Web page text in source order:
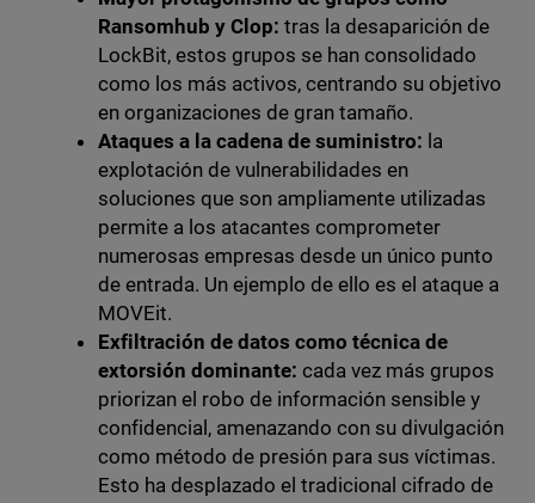
Ransomhub y Clop: tras la desaparición de
LockBit, estos grupos se han consolidado
como los más activos, centrando su objetivo
en organizaciones de gran tamaño.
Ataques a la cadena de suministro: la
explotación de vulnerabilidades en
soluciones que son ampliamente utilizadas
permite a los atacantes comprometer
numerosas empresas desde un único punto
de entrada. Un ejemplo de ello es el ataque a
MOVEit.
Exfiltración de datos como técnica de
extorsión dominante: cada vez más grupos
priorizan el robo de información sensible y
confidencial, amenazando con su divulgación
como método de presión para sus víctimas.
Esto ha desplazado el tradicional cifrado de